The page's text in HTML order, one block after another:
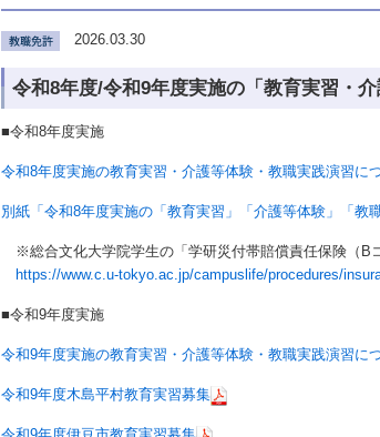
2026.03.30
令和8年度/令和9年度実施の「教育実習・
■令和8年度実施
令和8年度実施の教育実習・介護等体験・教職実践演習に
別紙「令和8年度実施の「教育実習」「介護等体験」「教
※総合文化大学院学生の「学研災付帯賠償責任保険（B
https://www.c.u-tokyo.ac.jp/campuslife/procedures/
■令和9年度実施
令和9年度実施の教育実習・介護等体験・教職実践演習に
令和9年度木島平村教育実習募集